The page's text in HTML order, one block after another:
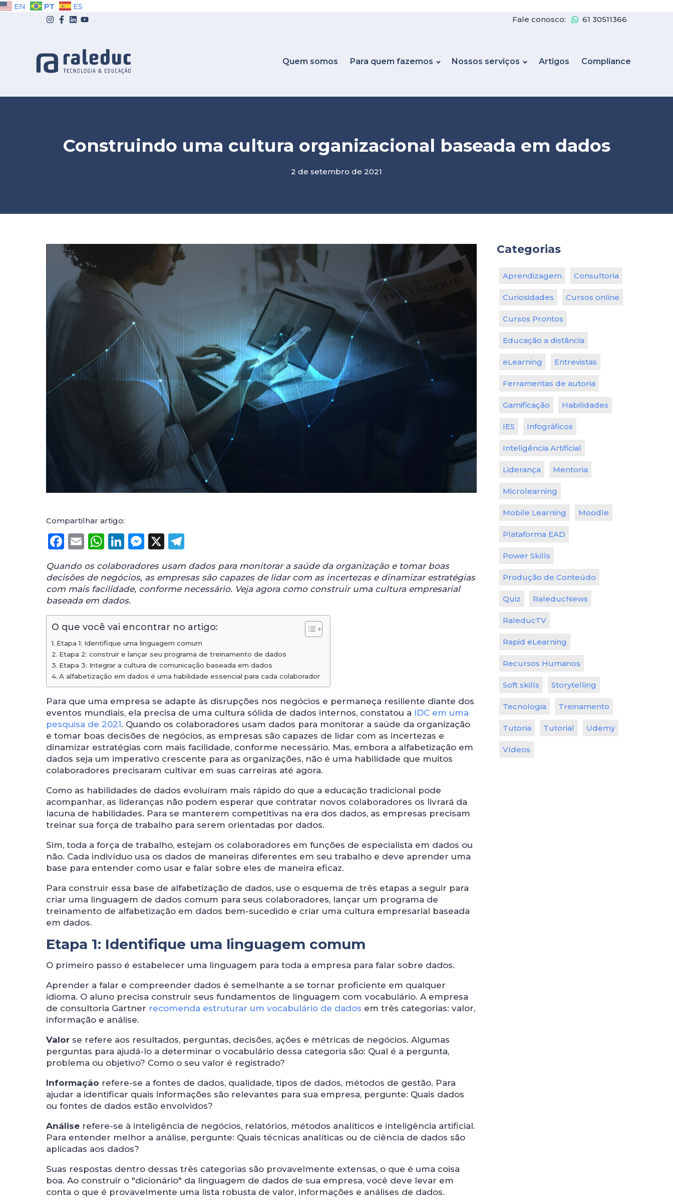
EN PT
ES
Fale conosco:
61 30511366
Quem somos Para quem fazemos Nossos serviços Artigos Compliance
Construindo uma cultura organizacional baseada em dados
2 de setembro de 2021
Compartilhar artigo:
Facebook
EmailWhatsApp
LinkedIn
Messenger
X
Quando os colaboradores usam dados para monitorar a saúde da organização e tomar boas
decisões de negócios, as empresas são capazes de lidar com as incertezas e dinamizar estratégias
com mais facilidade, conforme necessário. Veja agora como construir uma cultura empresarial
baseada em dados.
O que você vai encontrar no artigo:
Etapa 1: Identifique uma linguagem comum
Etapa 2: construir e lançar seu programa de treinamento de dados
Etapa 3: Integrar a cultura de comunicação baseada em dados
A alfabetização em dados é uma habilidade essencial para cada colaborador
Para que uma empresa se adapte às disrupções nos negócios e permaneça resiliente diante dos
eventos mundiais, ela precisa de uma cultura sólida de dados internos, constatou a IDC em uma
pesquisa de 2021. Quando os colaboradores usam dados para monitorar a saúde da organização
e tomar boas decisões de negócios, as empresas são capazes de lidar com as incertezas e
dinamizar estratégias com mais facilidade, conforme necessário. Mas, embora a alfabetização em
dados seja um imperativo crescente para as organizações, não é uma habilidade que muitos
colaboradores precisaram cultivar em suas carreiras até agora.
Como as habilidades de dados evoluíram mais rápido do que a educação tradicional pode
acompanhar, as lideranças não podem esperar que contratar novos colaboradores os livrará da
lacuna de habilidades. Para se manterem competitivas na era dos dados, as empresas precisam
treinar sua força de trabalho para serem orientadas por dados.
Sim, toda a força de trabalho, estejam os colaboradores em funções de especialista em dados ou
não. Cada indivíduo usa os dados de maneiras diferentes em seu trabalho e deve aprender uma
base para entender como usar e falar sobre eles de maneira eficaz.
Para construir essa base de alfabetização de dados, use o esquema de três etapas a seguir para
criar uma linguagem de dados comum para seus colaboradores, lançar um programa de
treinamento de alfabetização em dados bem-sucedido e criar uma cultura empresarial baseada
em dados.
Etapa 1: Identifique uma linguagem comum
O primeiro passo é estabelecer uma linguagem para toda a empresa para falar sobre dados.
Aprender a falar e compreender dados é semelhante a se tornar proficiente em qualquer
idioma. O aluno precisa construir seus fundamentos de linguagem com vocabulário. A empresa
de consultoria Gartner recomenda estruturar um vocabulário de dados em três categorias: valor,
informação e análise.
Valor se refere aos resultados, perguntas, decisões, ações e métricas de negócios. Algumas
perguntas para ajudá-lo a determinar o vocabulário dessa categoria são: Qual é a pergunta,
problema ou objetivo? Como o seu valor é registrado?
Informação refere-se a fontes de dados, qualidade, tipos de dados, métodos de gestão. Para
ajudar a identificar quais informações são relevantes para sua empresa, pergunte: Quais dados
ou fontes de dados estão envolvidos?
Análise refere-se à inteligência de negócios, relatórios, métodos analíticos e inteligência artificial.
Para entender melhor a análise, pergunte: Quais técnicas analíticas ou de ciência de dados são
aplicadas aos dados?
Suas respostas dentro dessas três categorias são provavelmente extensas, o que é uma coisa
boa. Ao construir o "dicionário" da linguagem de dados de sua empresa, você deve levar em
conta o que é provavelmente uma lista robusta de valor, informações e análises de dados.
Categorias
Aprendizagem Consultoria
Curiosidades Cursos online
Cursos Prontos
Educação a distância
eLearning Entrevistas
Ferramentas de autoria
Gamificação Habilidades
IES Infográficos
Inteligência Artificial
Liderança Mentoria
Microlearning
Mobile Learning Moodle
Plataforma EAD
Power Skills
Produção de Conteúdo
Quiz RaleducNews
RaleducTV
Rapid eLearning
Recursos Humanos
Soft skills Storytelling
Tecnologia Treinamento
Tutoria Tutorial Udemy
Vídeos